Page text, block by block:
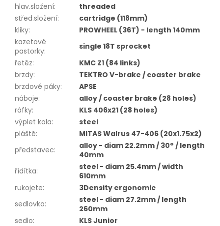
hlav.složení:
threaded
střed.složení:
cartridge (118mm)
kliky:
PROWHEEL (36T) - length 140mm
kazetové
pastorky:
single 18T sprocket
řetěz:
KMC Z1 (84 links)
brzdy:
TEKTRO V-brake / coaster brake
brzdové páky:
APSE
náboje:
alloy / coaster brake (28 holes)
ráfky:
KLS 406x21 (28 holes)
výplet kola:
steel
pláště:
MITAS Walrus 47-406 (20x1.75x2)
představec:
alloy - diam 22.2mm / 30° / length
40mm
řídítka:
steel - diam 25.4mm / width
610mm
rukojete:
3Density ergonomic
sedlovka:
steel - diam 27.2mm / length
260mm
sedlo:
KLS Junior